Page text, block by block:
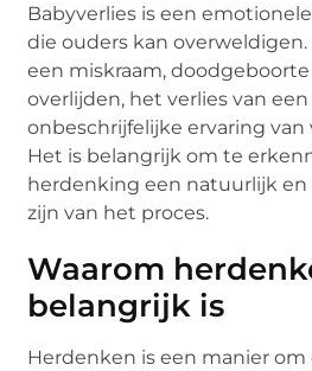
Babyverlies is een
die ouders kan
een miskraam,
overlijden, het verlies van
onbeschrijfelijke ervaring van
Het is belangrijk om te
herdenking een natuurlijk en
zijn van het proces.
Waarom
belangrijk is
Herdenken is een manier